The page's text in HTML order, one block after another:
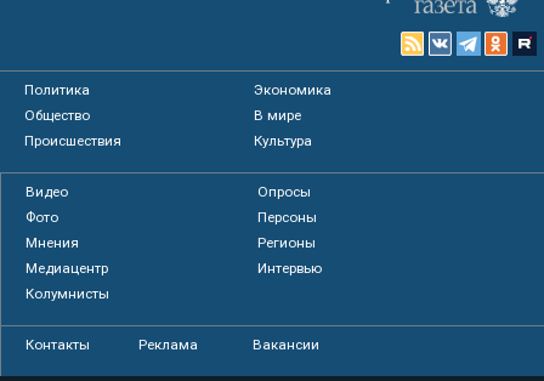
Политика
Экономика
Общество
В мире
Происшествия
Культура
Видео
Опросы
Фото
Персоны
Мнения
Регионы
Медиацентр
Интервью
Колумнисты
Контакты Реклама Вакансии